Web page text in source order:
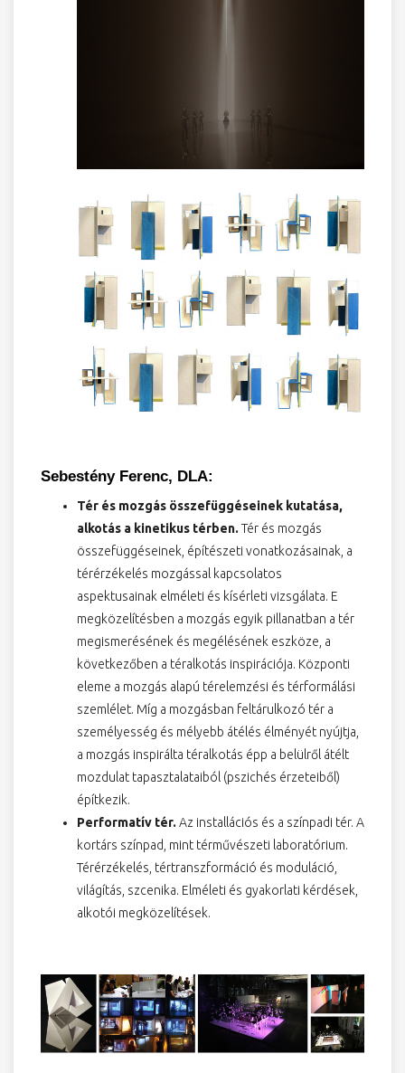
Sebestény Ferenc, DLA:
Tér és mozgás összefüggéseinek kutatása,
alkotás a kinetikus térben. Tér és mozgás
összefüggéseinek, építészeti vonatkozásainak, a
térérzékelés mozgással kapcsolatos
aspektusainak elméleti és kísérleti vizsgálata. E
megközelítésben a mozgás egyik pillanatban a tér
megismerésének és megélésének eszköze, a
következőben a téralkotás inspirációja. Központi
eleme a mozgás alapú térelemzési és térformálási
szemlélet. Míg a mozgásban feltárulkozó tér a
személyesség és mélyebb átélés élményét nyújtja,
a mozgás inspirálta téralkotás épp a belülről átélt
mozdulat tapasztalataiból (pszichés érzeteiből)
építkezik.
Performatív tér. Az installációs és a színpadi tér. A
kortárs színpad, mint térművészeti laboratórium.
Térérzékelés, tértranszformáció és moduláció,
világítás, szcenika. Elméleti és gyakorlati kérdések,
alkotói megközelítések.